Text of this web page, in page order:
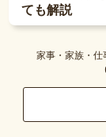
ても解説
家事・家族・仕